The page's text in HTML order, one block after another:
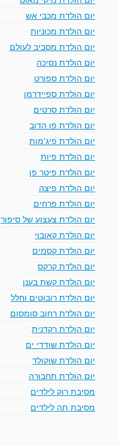
יום הולדת מכבי אש
יום הולדת מכוניות
יום הולדת מסביב לעולם
יום הולדת נסיכה
יום הולדת ספורט
יום הולדת ספיידרמן
יום הולדת סרטים
יום הולדת פו הדוב
יום הולדת פיג'מות
יום הולדת פיות
יום הולדת פיטר פן
יום הולדת פיצה
יום הולדת פרחים
יום הולדת צעצוע של סיפור
יום הולדת קאובוי
יום הולדת קסמים
יום הולדת קרקס
יום הולדת קשת בענן
יום הולדת רובוטים וחלל
יום הולדת רחוב סומסום
יום הולדת רקדנית
יום הולדת שודדי ים
יום הולדת שוקולד
יום הולדת תחבורה
מסיבת רוק לילדים
מסיבת תה לילדים